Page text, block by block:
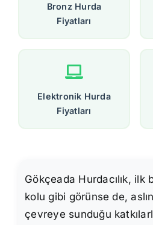
Bronz Hurda
Fiyatları
Elektronik Hurda
Fiyatları
Gökçeada Hurdacılık, ilk
kolu gibi görünse de,
çevreye sunduğu